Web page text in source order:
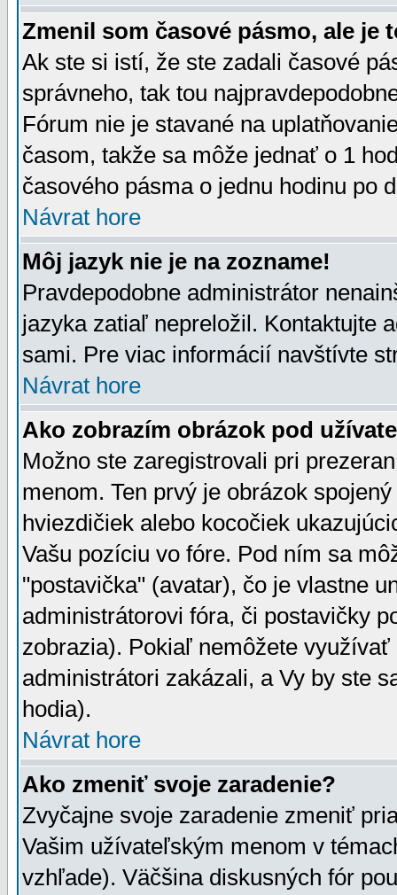
Zmenil som časové pásmo, ale je
Ak ste si istí, že ste zadali časové
správneho, tak tou
Fórum nie je stavané na
časom, takže sa môže jednať o 1
časového pásma o jednu hodinu po
Návrat hore
Môj jazyk nie je na zozname!
Pravdepodobne administrátor
jazyka zatiaľ nepreložil. Kontaktujte
sami. Pre viac informácií navštívte
Návrat hore
Ako zobrazím obrázok pod
Možno ste zaregistrovali pri
menom. Ten prvý je obrázok
hviezdičiek alebo kocočiek
Vašu pozíciu vo fóre. Pod ním sa
"postavička" (avatar), čo je vlastne
administrátorovi fóra, či postavičky
zobrazia). Pokiaľ nemôžete
administrátori zakázali, a Vy by ste
hodia).
Návrat hore
Ako zmeniť svoje zaradenie?
Zvyčajne svoje zaradenie zmeniť
Vašim užívateľským menom v
vzhľade). Väčšina diskusných fór